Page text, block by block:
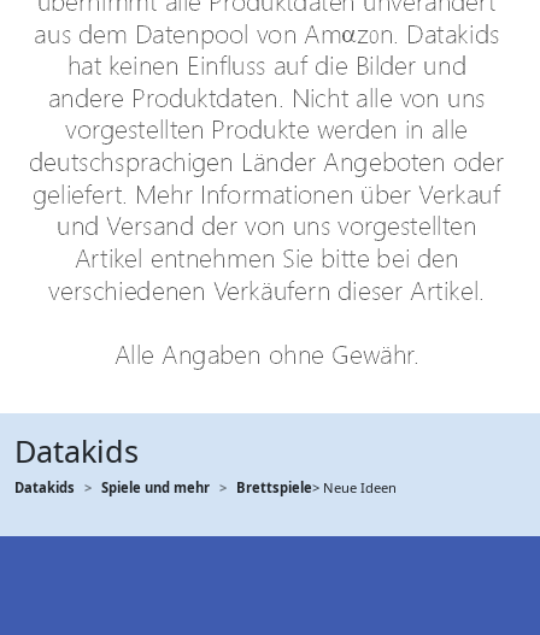
Datakids
Datakids Spiele und mehr Brettspiele> Neue Ideen